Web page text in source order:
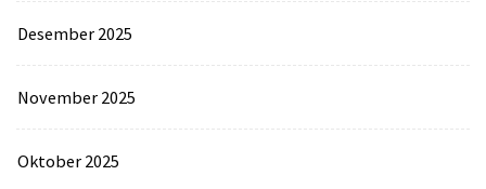
Desember 2025
November 2025
Oktober 2025